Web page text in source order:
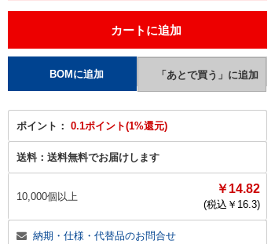
ポイント： 0.1ポイント(1%還元)
送料： 送料無料でお届けします
10,000個以上
￥14.82
(税込￥ 16.3)
納期・仕様・代替品のお問合せ